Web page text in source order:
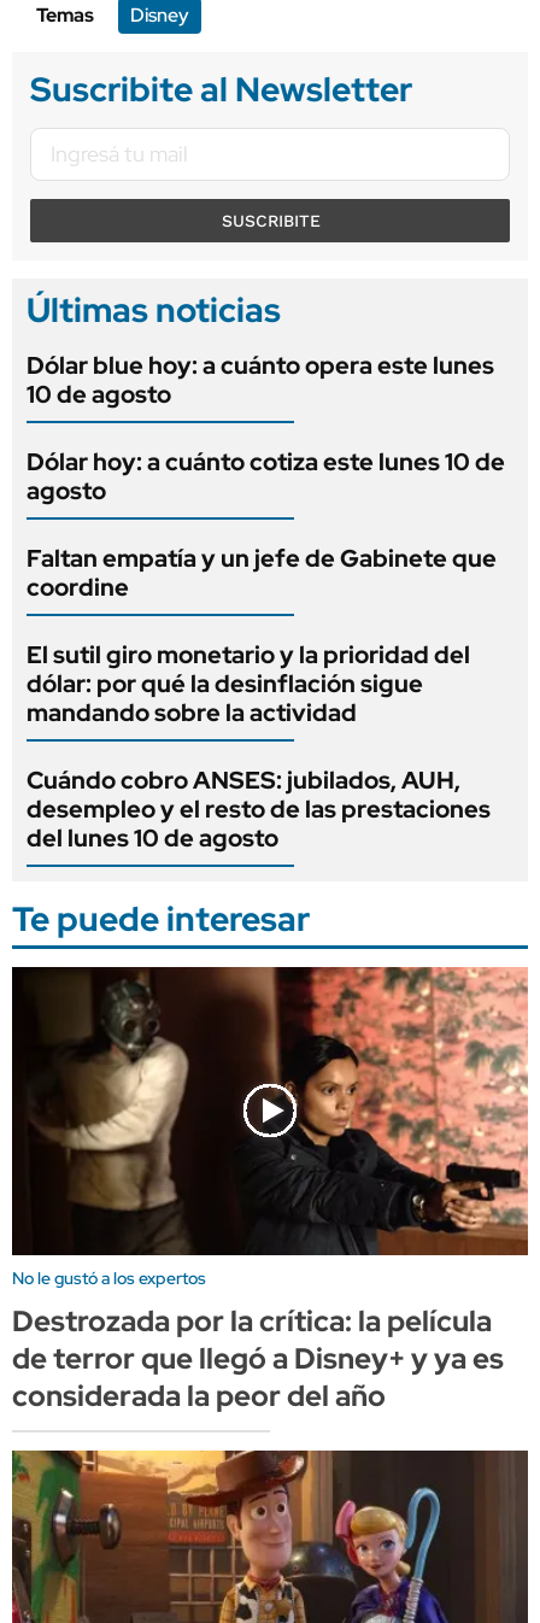
Temas Disney
Suscribite al Newsletter
SUSCRIBITE
Últimas noticias
Dólar blue hoy: a cuánto opera este lunes
10 de agosto
Dólar hoy: a cuánto cotiza este lunes 10 de
agosto
Faltan empatía y un jefe de Gabinete que
coordine
El sutil giro monetario y la prioridad del
dólar: por qué la desinflación sigue
mandando sobre la actividad
Cuándo cobro ANSES: jubilados, AUH,
desempleo y el resto de las prestaciones
del lunes 10 de agosto
Te puede interesar
No le gustó a los expertos
Destrozada por la crítica: la película
de terror que llegó a Disney+ y ya es
considerada la peor del año